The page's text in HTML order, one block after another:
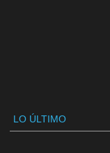
LO ÚLTIMO